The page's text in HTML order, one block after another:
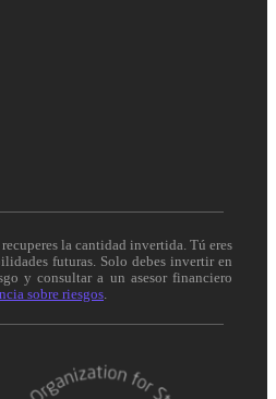
la cantidad invertida. Tú eres
futuras. Solo debes invertir en
y consultar a un asesor financiero
sobre riesgos